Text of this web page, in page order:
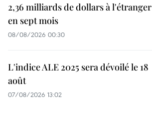
2,36 milliards de dollars à l'étranger
en sept mois
08/08/2026 00:30
L'indice ALE 2025 sera dévoilé le 18
août
07/08/2026 13:02